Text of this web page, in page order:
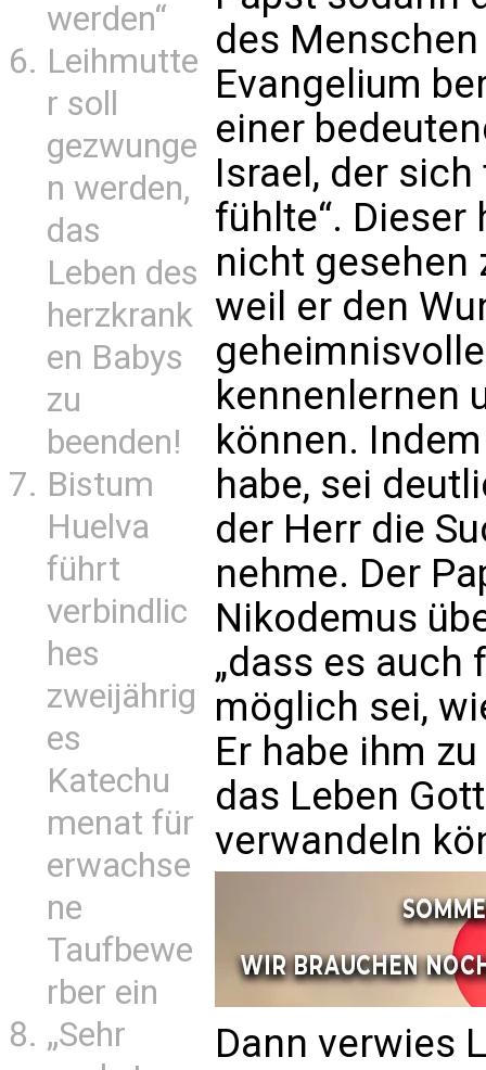
werden“
Leihmutte
r soll
gezwunge
n werden,
das
Leben des
herzkrank
en Babys
zu
beenden!
Bistum
Huelva
führt
verbindlic
hes
zweijährig
es
Katechu
menat für
erwachse
ne
Taufbewe
rber ein
„Sehr
des
Evangelium
einer
Israel, der
fühlte“. Dieser
nicht gesehen
weil er den
kennenlernen
können.
habe, sei
der Herr die
nehme. Der
Nikodemus
„dass es auch
möglich sei,
Er habe ihm
das Leben
verwandeln
Dann verwies